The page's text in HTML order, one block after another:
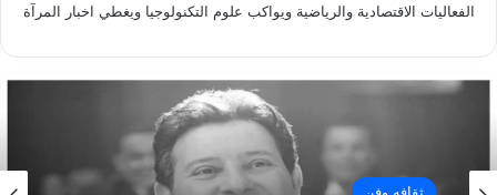
الفعاليات الاقتصادية والرياضية ويواكب علوم التكنولوجيا ويغطي اخبار المرآة